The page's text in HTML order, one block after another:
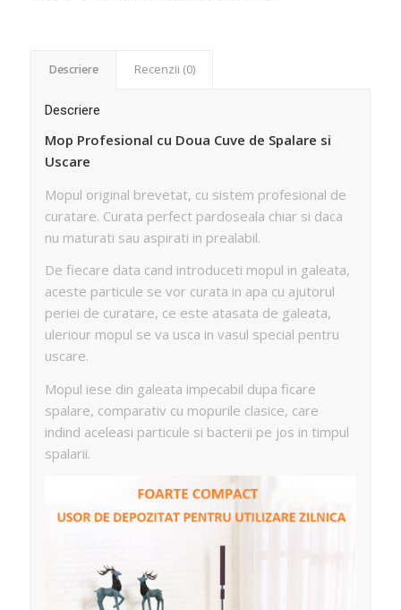
Descriere Recenzii (0)
Descriere
Mop Profesional cu Doua Cuve de Spalare si
Uscare
Mopul original brevetat, cu sistem profesional de
curatare. Curata perfect pardoseala chiar si daca
nu maturati sau aspirati in prealabil.
De fiecare data cand introduceti mopul in galeata,
aceste particule se vor curata in apa cu ajutorul
periei de curatare, ce este atasata de galeata,
uleriour mopul se va usca in vasul special pentru
uscare.
Mopul iese din galeata impecabil dupa ficare
spalare, comparativ cu mopurile clasice, care
indind aceleasi particule si bacterii pe jos in timpul
spalarii.